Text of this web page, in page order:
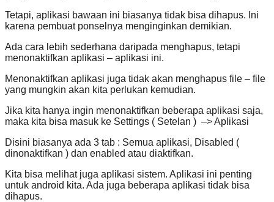
Tetapi, aplikasi bawaan ini biasanya tidak bisa dihapus. Ini
karena pembuat ponselnya menginginkan demikian.
Ada cara lebih sederhana daripada menghapus, tetapi
menonaktifkan aplikasi – aplikasi ini.
Menonaktifkan aplikasi juga tidak akan menghapus file – file
yang mungkin akan kita perlukan kemudian.
Jika kita hanya ingin menonaktifkan beberapa aplikasi saja,
maka kita bisa masuk ke Settings ( Setelan ) –> Aplikasi
Disini biasanya ada 3 tab : Semua aplikasi, Disabled (
dinonaktifkan ) dan enabled atau diaktifkan.
Kita bisa melihat juga aplikasi sistem. Aplikasi ini penting
untuk android kita. Ada juga beberapa aplikasi tidak bisa
dihapus.